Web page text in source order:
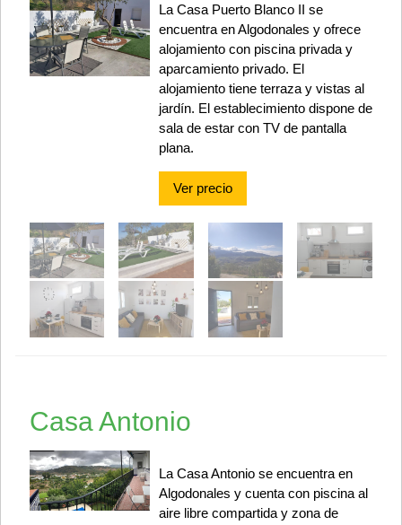
La Casa Puerto Blanco II se
encuentra en Algodonales y ofrece
alojamiento con piscina privada y
aparcamiento privado. El
alojamiento tiene terraza y vistas al
jardín. El establecimiento dispone de
sala de estar con TV de pantalla
plana.
Ver precio
Casa Antonio
La Casa Antonio se encuentra en
Algodonales y cuenta con piscina al
aire libre compartida y zona de